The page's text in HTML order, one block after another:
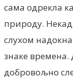
сама одрекла
природу. Некад
слухом
знаке времена.
добровољно